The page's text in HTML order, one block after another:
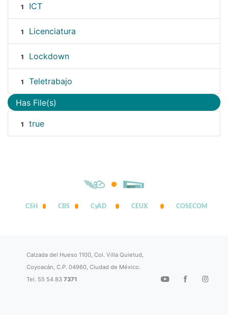
1 ICT
1 Licenciatura
1 Lockdown
1 Teletrabajo
Has File(s)
1 true
CSH CBS CyAD CEUX COSECOM
Calzada del Hueso 1100, Col. Villa Quietud,
Coyoacán, C.P. 04960, Ciudad de México.
Tel. 55 54 837371